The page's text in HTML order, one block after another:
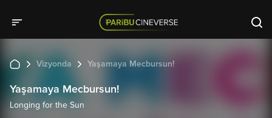
Vizyonda Yaşamaya Mecbursun!
Yaşamaya Mecbursun!
Longing for the Sun